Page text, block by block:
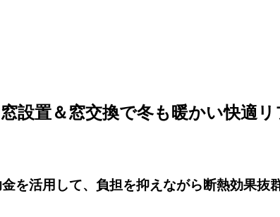
設置＆窓交換で冬も暖かい快適リ
活用して、負担を抑えながら断熱効果抜